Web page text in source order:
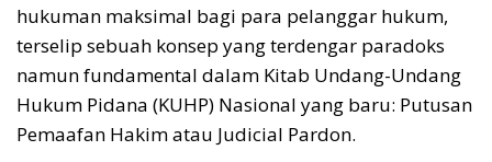
hukuman maksimal bagi para pelanggar hukum,
terselip sebuah konsep yang terdengar paradoks
namun fundamental dalam Kitab Undang-Undang
Hukum Pidana (KUHP) Nasional yang baru: Putusan
Pemaafan Hakim atau Judicial Pardon.